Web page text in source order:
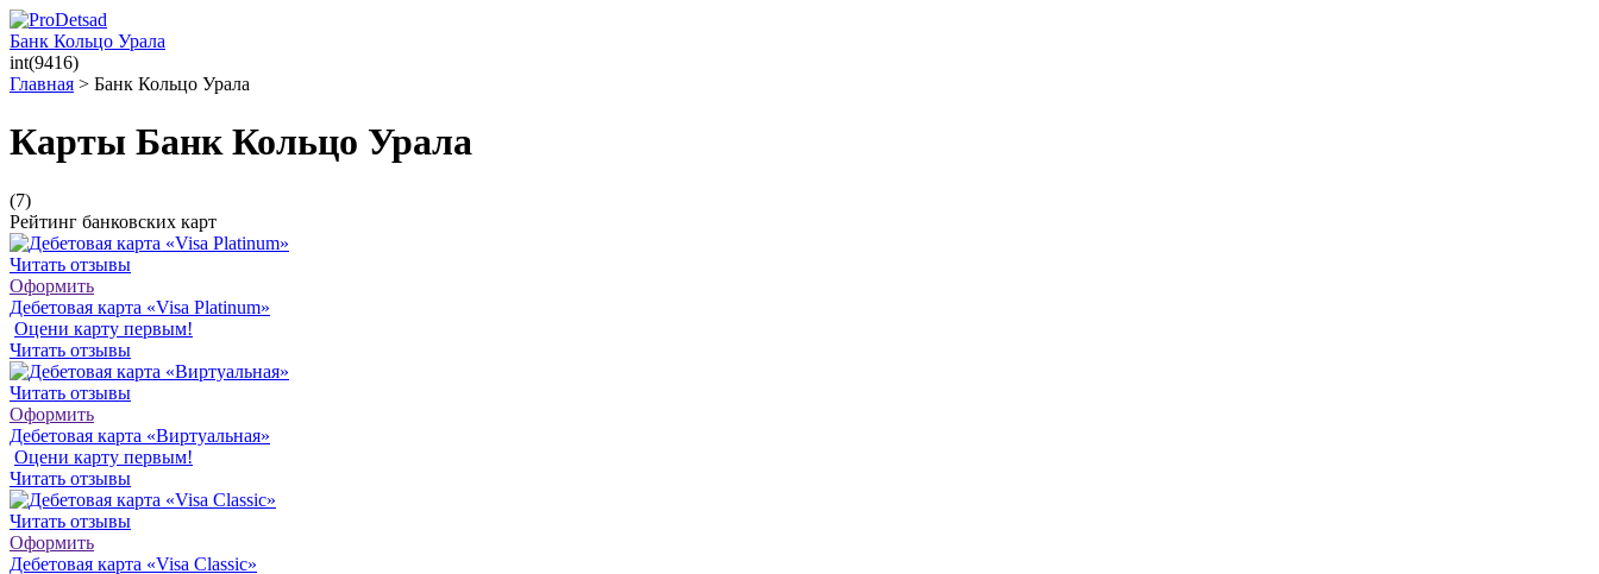
Банк Кольцо Урала
int(9416)
Главная > Банк Кольцо Урала
Карты Банк Кольцо Урала
(7)
Рейтинг банковских карт
Читать отзывы
Оформить
Дебетовая карта «Visa Platinum»
Оцени карту первым!
Читать отзывы
Читать отзывы
Оформить
Дебетовая карта «Виртуальная»
Оцени карту первым!
Читать отзывы
Читать отзывы
Оформить
Дебетовая карта «Visa Classic»